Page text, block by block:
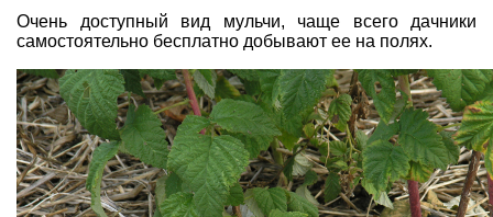
Очень доступный вид мульчи, чаще всего дачники
самостоятельно бесплатно добывают ее на полях.